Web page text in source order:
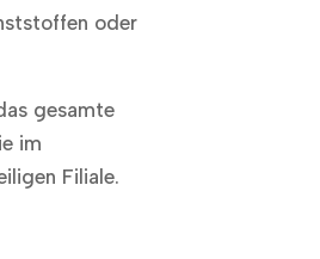
oder
gesamte
im
Filiale.